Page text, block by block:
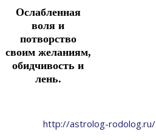
Ослабленная
воля и
потворство
своим желаниям,
обидчивость и
лень.
http://astrolog-rodolog.ru/